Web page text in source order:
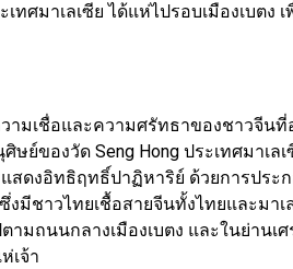
ทศมาเลเซีย ได้แห่ไปรอบเมืองเบตง
มเชื่อและความศรัทธาของชาวจีนที่
ษย์ของวัด Seng Hong ประเทศมาเ
สดงอิทธิฤทธิ์ปาฏิหาริย์ ด้วยการประ
มีชาวไทยเชื้อสายจีนทั้งไทยและมา
มถนนกลางเมืองเบตง และในย่านเ
เจ้า